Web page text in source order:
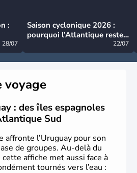
:
28/07
Saison cyclonique 2026 :
pourquoi l’Atlantique reste
22/07
voyage
: des îles espagnoles
Sud
affronte l’Uruguay pour son
de groupes. Au-delà du
affiche met aussi face à
tournés vers l’eau :